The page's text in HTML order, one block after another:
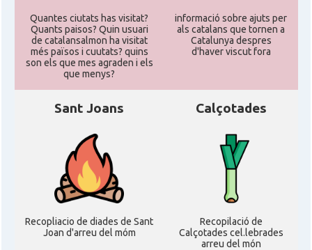
Quantes ciutats has visitat?
Quants paisos? Quin usuari
de catalansalmon ha visitat
més països i cuutats? quins
son els que mes agraden i els
que menys?
informació sobre ajuts per
als catalans que tornen a
Catalunya despres
d'haver viscut fora
Sant Joans
Recopliacio de diades de Sant
Joan d'arreu del móm
Calçotades
Recopilació de
Calçotades cel.lebrades
arreu del món